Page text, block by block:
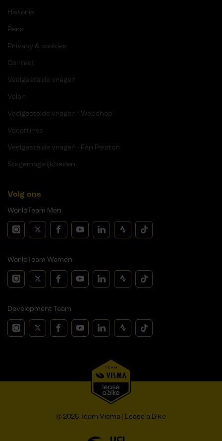
Historie
Pers
Privacy & cookies
Contact
Veelgestelde vragen
Velon
Veelgestelde vragen - Webshop
Vacatures
Veelgestelde vragen - Fan Peloton
Stagemogelijkheden
Volg ons
WorldTeam Men
WorldTeam Women
Development Team
© 2026 Team Visma | Lease a Bike